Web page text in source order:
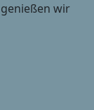
wir